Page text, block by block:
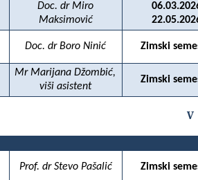
Doc. dr Miro
Maksimović
Doc. dr Boro Ninić Zimski
Mr Marijana Džombić,
viši asistent
Zimski
V
Prof. dr Stevo Pašalić Zimski